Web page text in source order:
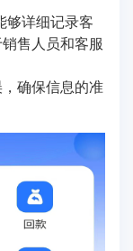
够详细记录客
售人员和客服
确保信息的准